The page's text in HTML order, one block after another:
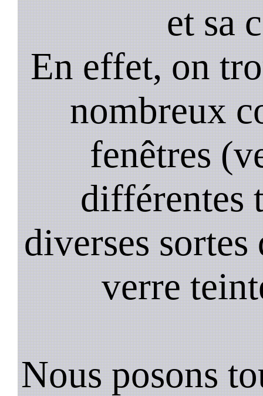
et sa
En effet, on
nombreux
fenêtres
différentes
diverses
verre
Nous posons